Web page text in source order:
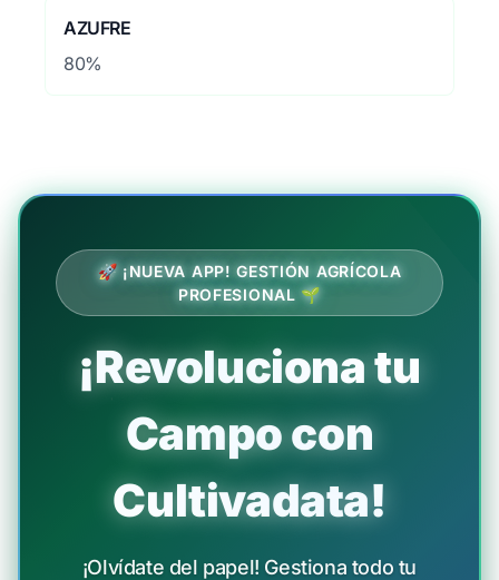
AZUFRE
80%
🚀 ¡NUEVA APP! GESTIÓN AGRÍCOLA
PROFESIONAL 🌱
¡Revoluciona tu
Campo con
Cultivadata!
¡Olvídate del papel! Gestiona todo tu